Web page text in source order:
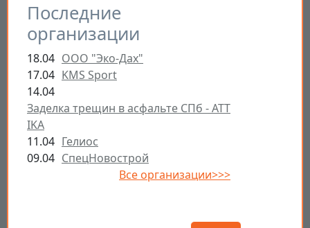
Последние
организации
18.04 ООО "Эко-Дах"
17.04 KMS Sport
14.04
Заделка трещин в асфальте СПб - ATT
IKA
11.04 Гелиос
09.04 СпецНовострой
Все организации>>>